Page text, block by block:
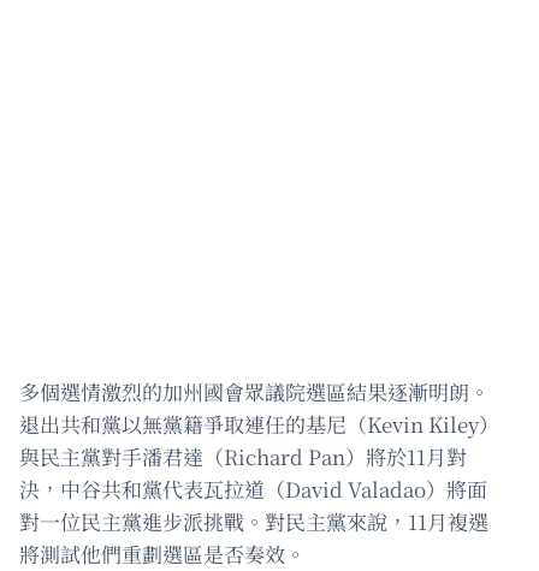
多個選情激烈的加州國會眾議院選區結果逐漸明朗。
退出共和黨以無黨籍爭取連任的基尼（Kevin Kiley）
與民主黨對手潘君達（Richard Pan）將於11月對
決，中谷共和黨代表瓦拉道（David Valadao）將面
對一位民主黨進步派挑戰。對民主黨來說，11月複選
將測試他們重劃選區是否奏效。